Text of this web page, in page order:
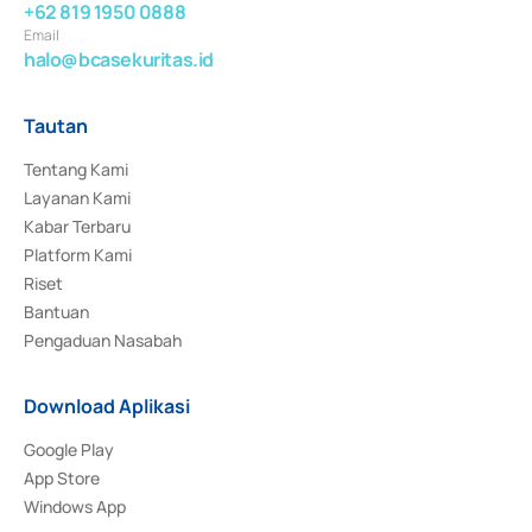
+62 819 1950 0888
Email
halo@bcasekuritas.id
Tautan
Tentang Kami
Layanan Kami
Kabar Terbaru
Platform Kami
Riset
Bantuan
Pengaduan Nasabah
Download Aplikasi
Google Play
App Store
Windows App